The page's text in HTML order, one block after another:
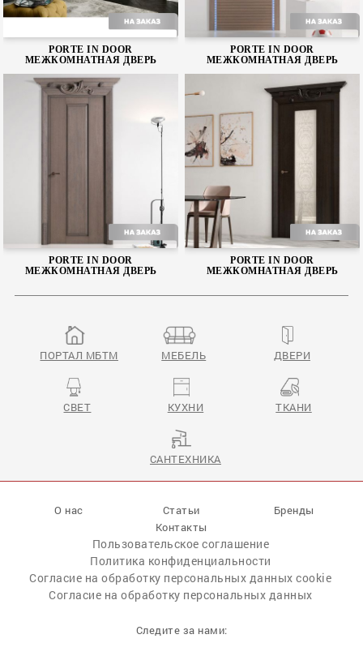
Cloe
Brera
PORTE IN DOOR
МЕЖКОМНАТНАЯ ДВЕРЬ
Block
PORTE IN DOOR
МЕЖКОМНАТНАЯ ДВЕРЬ
PORTE IN DOOR
МЕЖКОМНАТНАЯ ДВЕРЬ
PORTE IN DOOR
МЕЖКОМНАТНАЯ ДВЕРЬ
ПОРТАЛ МБТМ МЕБЕЛЬ ДВЕРИ
СВЕТ КУХНИ ТКАНИ
САНТЕХНИКА
О нас Статьи
Бренды
Контакты
Пользовательское соглашение
Политика конфиденциальности
Согласие на обработку персональных данных cookie
Согласие на обработку персональных данных
Следите за нами: